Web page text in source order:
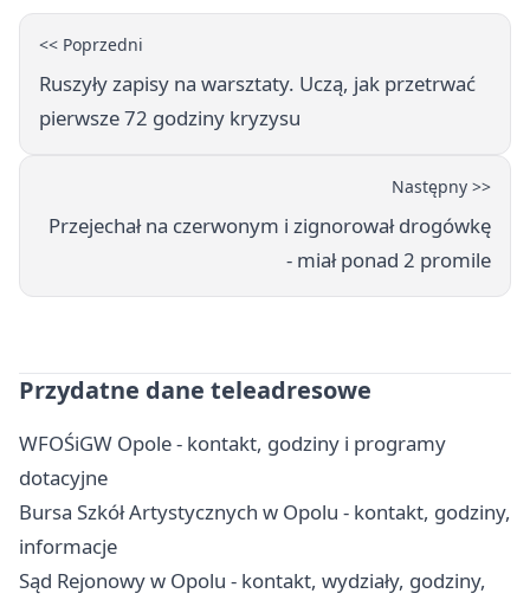
<< Poprzedni
Ruszyły zapisy na warsztaty. Uczą, jak przetrwać
pierwsze 72 godziny kryzysu
Następny >>
Przejechał na czerwonym i zignorował drogówkę
- miał ponad 2 promile
Przydatne dane teleadresowe
WFOŚiGW Opole - kontakt, godziny i programy
dotacyjne
Bursa Szkół Artystycznych w Opolu - kontakt, godziny,
informacje
Sąd Rejonowy w Opolu - kontakt, wydziały, godziny,